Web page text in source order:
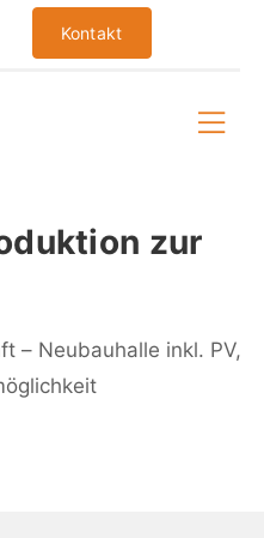
Kontakt
zur
– Neubauhalle inkl. PV,